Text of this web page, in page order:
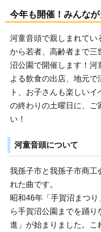
今年も開催！みんなが
河童音頭で親しまれてい
から若者、高齢者まで三
沼公園で開催します！河
よる飲食の出店、地元
ト、お子さんも楽しい
の終わりの土曜日に、ご
い！
河童音頭について
我孫子市と我孫子市商工
れた曲です。
昭和46年「手賀沼まつ
ら手賀沼公園までを踊
進」が始まりました。こ